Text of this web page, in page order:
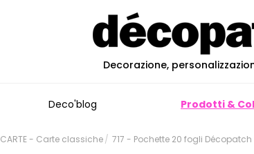
Decorazione,
Deco'blog Prodotti &
CARTE - Carte classiche 717 - Pochette 20 fogli